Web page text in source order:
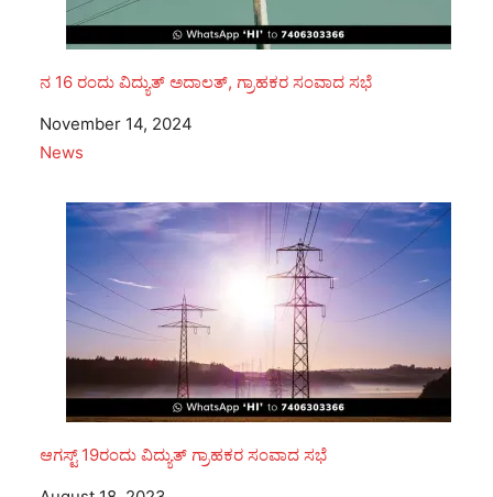
ನ 16 ರಂದು ವಿದ್ಯುತ್ ಅದಾಲತ್, ಗ್ರಾಹಕರ ಸಂವಾದ ಸಭೆ
Date
November 14, 2024
In relation to
News
ಆಗಸ್ಟ್ 19ರಂದು ವಿದ್ಯುತ್ ಗ್ರಾಹಕರ ಸಂವಾದ ಸಭೆ